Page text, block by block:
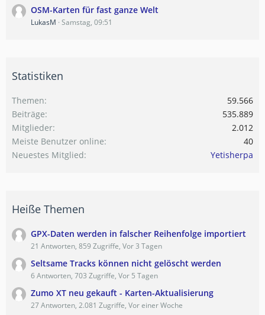
OSM-Karten für fast ganze Welt
LukasM Samstag, 09:51
Statistiken
Themen
59.566
Beiträge
535.889
Mitglieder
2.012
Meiste Benutzer online
40
Neuestes Mitglied
Yetisherpa
Heiße Themen
GPX-Daten werden in falscher Reihenfolge importiert
21 Antworten, 859 Zugriffe, Vor 3 Tagen
Seltsame Tracks können nicht gelöscht werden
6 Antworten, 703 Zugriffe, Vor 5 Tagen
Zumo XT neu gekauft - Karten-Aktualisierung
27 Antworten, 2.081 Zugriffe, Vor einer Woche